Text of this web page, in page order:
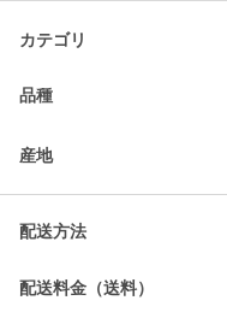
カテゴリ
品種
産地
配送方法
配送料金（送料）